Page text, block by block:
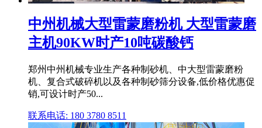
中州机械大型雷蒙磨粉机 大型雷蒙磨
主机90KW时产10吨碳酸钙
郑州中州机械专业生产各种制砂机、中大型雷蒙磨粉
机、复合式破碎机以及各种制砂筛分设备,低价格优惠促
销,可设计时产50...
联系电话: 180 3780 8511